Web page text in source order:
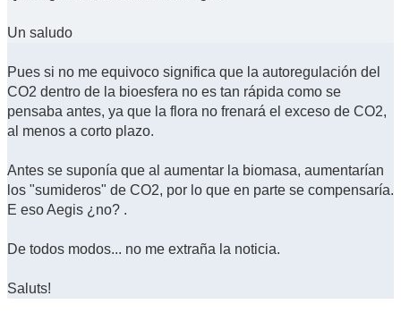
Un saludo
Pues si no me equivoco significa que la autoregulación del
CO2 dentro de la bioesfera no es tan rápida como se
pensaba antes, ya que la flora no frenará el exceso de CO2,
al menos a corto plazo.
Antes se suponía que al aumentar la biomasa, aumentarían
los "sumideros" de CO2, por lo que en parte se compensaría.
E eso Aegis ¿no? .
De todos modos... no me extraña la noticia.
Saluts!